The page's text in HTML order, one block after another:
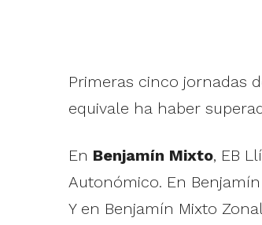
Primeras cinco jornadas
equivale ha haber
En Benjamín Mixto, EB
Autonómico. En
Y en Benjamín Mixto